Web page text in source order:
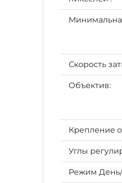
Скорость
Объектив:
Крепление
Углы
Режим